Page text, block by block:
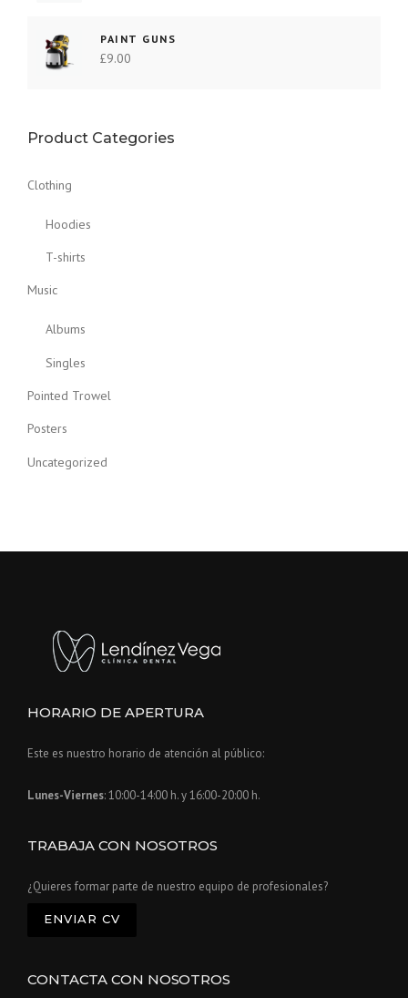
PAINT GUNS
£9.00
Product Categories
Clothing
Hoodies
T-shirts
Music
Albums
Singles
Pointed Trowel
Posters
Uncategorized
HORARIO DE APERTURA
Este es nuestro horario de atención al público:
Lunes-Viernes: 10:00-14:00 h. y 16:00-20:00 h.
TRABAJA CON NOSOTROS
¿Quieres formar parte de nuestro equipo de profesionales?
ENVIAR CV
CONTACTA CON NOSOTROS